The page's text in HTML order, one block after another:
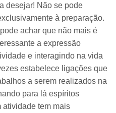
desejar! Não se pode
à preparação.
achar que não mais é
a expressão
e interagindo na vida
estabelece ligações que
a serem realizados na
para lá espíritos
atividade tem mais